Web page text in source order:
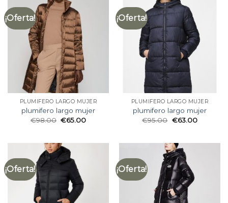
¡Oferta!
PLUMIFERO LARGO MUJER
plumifero largo mujer
€98.00 €65.00
¡Oferta!
PLUMIFERO LARGO MUJER
plumifero largo mujer
€95.00 €63.00
¡Oferta! ¡Oferta!